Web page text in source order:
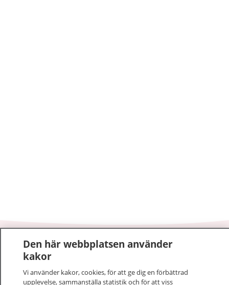
1177–tryggt om din hälsa och vård
På 1177.se får du råd om hälsa och information om
Den här webbplatsen använder
kakor
Vi använder kakor, cookies, för att ge dig en förbättrad
upplevelse, sammanställa statistik och för att viss